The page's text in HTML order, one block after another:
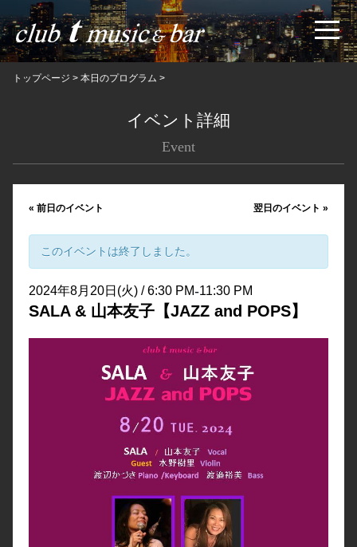
トップページ > 本日のプログラム >
イベント詳細
Event
« 前日のイベント 翌日のイベント»
このイベントは終了しました。
2024年8月20日(火) / 6:30 PM-11:30 PM
SALA & 山本友子【JAZZ and POPS】